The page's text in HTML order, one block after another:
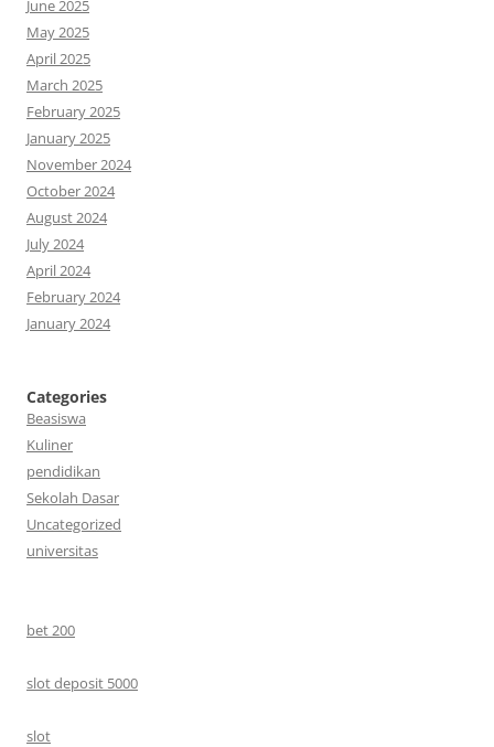
June 2025
May 2025
April 2025
March 2025
February 2025
January 2025
November 2024
October 2024
August 2024
July 2024
April 2024
February 2024
January 2024
Categories
Beasiswa
Kuliner
pendidikan
Sekolah Dasar
Uncategorized
universitas
bet 200
slot deposit 5000
slot